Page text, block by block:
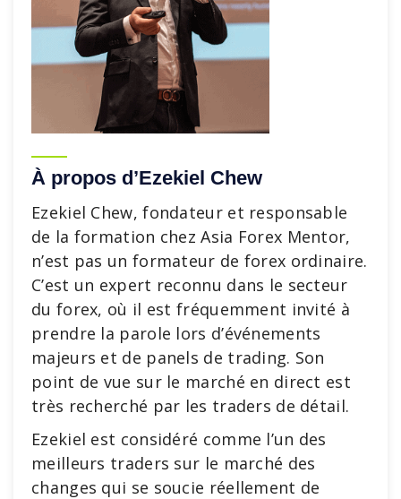
À propos d’Ezekiel Chew
Ezekiel Chew, fondateur et responsable
de la formation chez Asia Forex Mentor,
n’est pas un formateur de forex ordinaire.
C’est un expert reconnu dans le secteur
du forex, où il est fréquemment invité à
prendre la parole lors d’événements
majeurs et de panels de trading. Son
point de vue sur le marché en direct est
très recherché par les traders de détail.
Ezekiel est considéré comme l’un des
meilleurs traders sur le marché des
changes qui se soucie réellement de